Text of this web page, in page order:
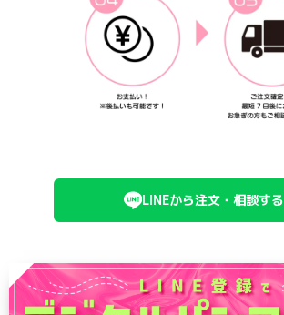
LINEから注文・相談する